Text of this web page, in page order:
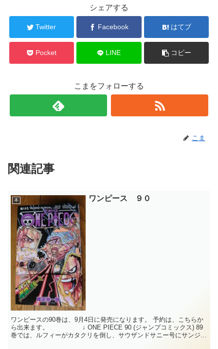
シェアする
Twitter Facebook はてブ
Pocket LINE コピー
こまをフォローする
こま
関連記事
本 ワンピース ９０
ワンピースの90巻は、9月4日に発売になります。 予約は、こちらか
ら出来ます。 ↓ ONE PIECE 90 (ジャンプコミックス) 89
巻では、ルフィーがカタクリを倒し、サウザンドサニー号にサンジと